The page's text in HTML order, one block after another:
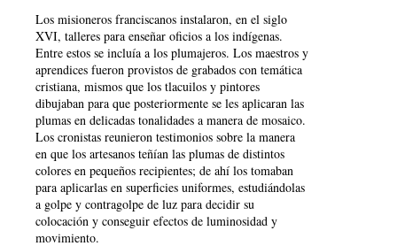
Los misioneros franciscanos instalaron, en el siglo
XVI, talleres para enseñar oficios a los indígenas.
Entre estos se incluía a los plumajeros. Los maestros y
aprendices fueron provistos de grabados con temática
cristiana, mismos que los tlacuilos y pintores
dibujaban para que posteriormente se les aplicaran las
plumas en delicadas tonalidades a manera de mosaico.
Los cronistas reunieron testimonios sobre la manera
en que los artesanos teñían las plumas de distintos
colores en pequeños recipientes; de ahí los tomaban
para aplicarlas en superficies uniformes, estudiándolas
a golpe y contragolpe de luz para decidir su
colocación y conseguir efectos de luminosidad y
movimiento.